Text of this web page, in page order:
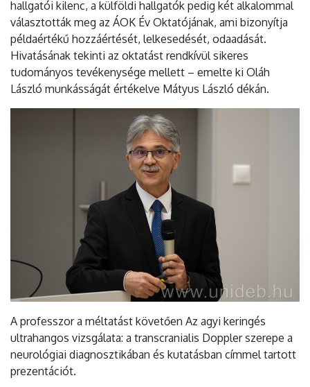
hallgatói kilenc, a külföldi hallgatók pedig két alkalommal
választották meg az ÁOK Év Oktatójának, ami bizonyítja
példaértékű hozzáértését, lelkesedését, odaadását.
Hivatásának tekinti az oktatást rendkívül sikeres
tudományos tevékenysége mellett – emelte ki Oláh
László munkásságát értékelve Mátyus László dékán.
A professzor a méltatást követően Az agyi keringés
ultrahangos vizsgálata: a transcranialis Doppler szerepe a
neurológiai diagnosztikában és kutatásban címmel tartott
prezentációt.